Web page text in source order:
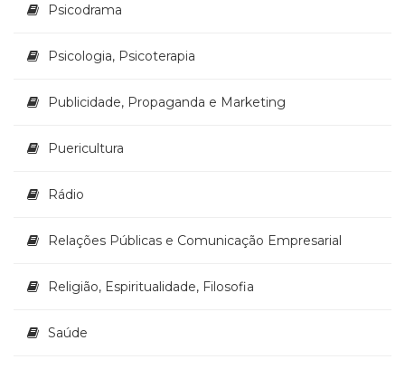
Psicodrama
Psicologia, Psicoterapia
Publicidade, Propaganda e Marketing
Puericultura
Rádio
Relações Públicas e Comunicação Empresarial
Religião, Espiritualidade, Filosofia
Saúde